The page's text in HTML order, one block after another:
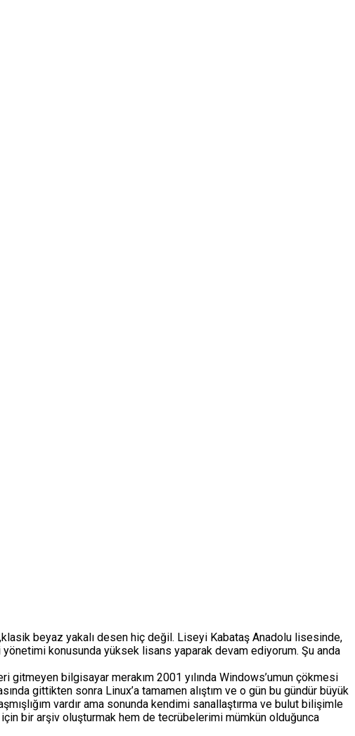
beyaz yakalı desen hiç değil. Liseyi Kabataş Anadolu lisesinde,
konusunda yüksek lisans yaparak devam ediyorum. Şu anda
gitmeyen bilgisayar merakım 2001 yılında Windows’umun çökmesi
gittikten sonra Linux’a tamamen alıştım ve o gün bu gündür büyük
vardır ama sonunda kendimi sanallaştırma ve bulut bilişimle
bir arşiv oluşturmak hem de tecrübelerimi mümkün olduğunca